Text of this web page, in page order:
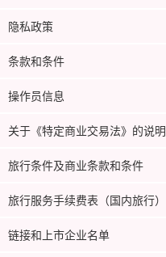
隐私政策
条款和条件
操作员信息
关于《特定商业交易法》的说明
旅行条件及商业条款和条件
旅行服务手续费表（国内旅行）
链接和上市企业名单